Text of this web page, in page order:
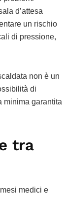
d’attesa
un rischio
di pressione,
non è un
di
minima garantita
tra
medici e